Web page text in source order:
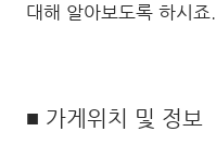
대해 알아보도록 하시죠.
■ 가게위치 및 정보